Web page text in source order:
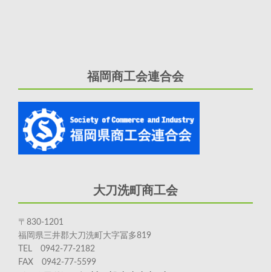
福岡商工会連合会
大刀洗町商工会
〒830-1201
福岡県三井郡大刀洗町大字冨多819
TEL 0942-77-2182
FAX 0942-77-5599